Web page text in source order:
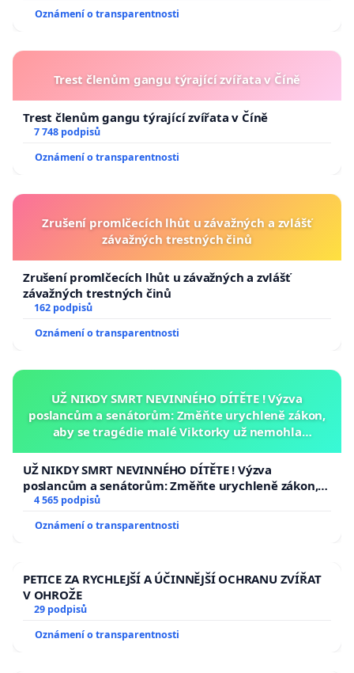
Oznámení o transparentnosti
Trest členům gangu týrající zvířata v Číně
Trest členům gangu týrající zvířata v Číně
7 748 podpisů
Oznámení o transparentnosti
Zrušení promlčecích lhůt u závažných a zvlášť
závažných trestných činů
Zrušení promlčecích lhůt u závažných a zvlášť
závažných trestných činů
162 podpisů
Oznámení o transparentnosti
UŽ NIKDY SMRT NEVINNÉHO DÍTĚTE ! Výzva
poslancům a senátorům: Změňte urychleně zákon,
aby se tragédie malé Viktorky už nemohla
UŽ NIKDY SMRT NEVINNÉHO DÍTĚTE ! Výzva
poslancům a senátorům: Změňte urychleně zákon,
aby se tragédie malé Viktorky už nemohla opakovat!
4 565 podpisů
Oznámení o transparentnosti
PETICE ZA RYCHLEJŠÍ A ÚČINNĚJŠÍ OCHRANU ZVÍŘAT
V OHROŽE
29 podpisů
Oznámení o transparentnosti